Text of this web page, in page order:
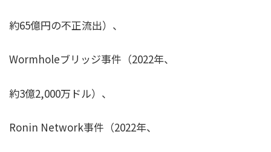
約65億円の不正流出）、
Wormholeブリッジ事件（2022年、
約3億2,000万ドル）、
Ronin Network事件（2022年、